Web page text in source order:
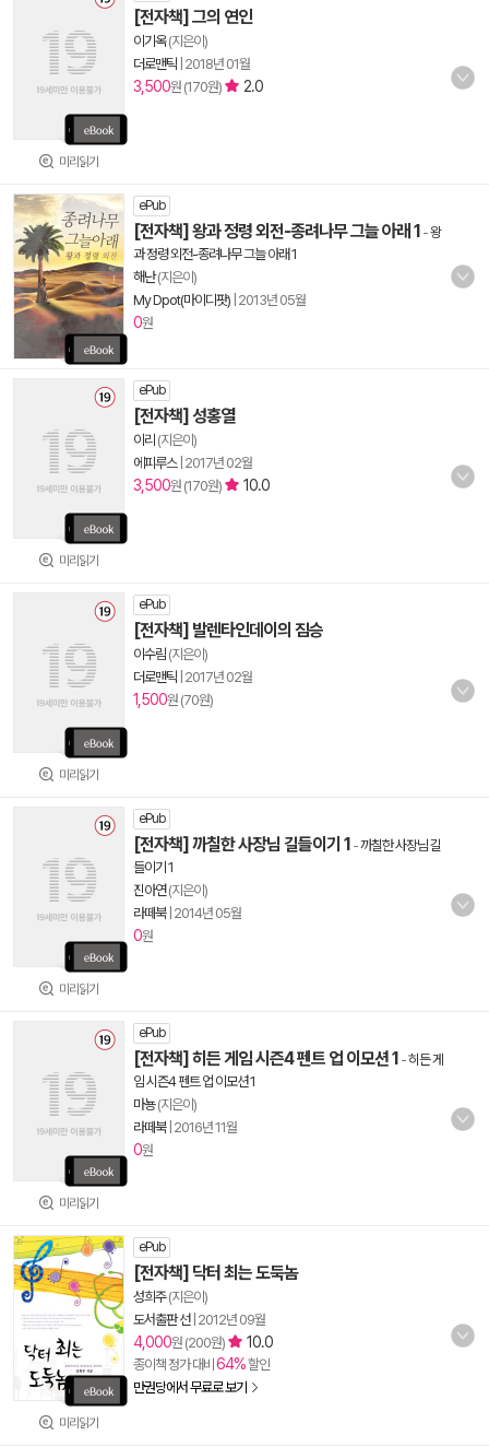
미리읽기
[전자책] 그의 연인
이기옥(지은이)
더로맨틱 2018년 01월
3,500원 (170원) 2.0
ePub
[전자책] 왕과 정령 외전-종려나무 그늘 아래 1 -왕
과 정령 외전-종려나무 그늘 아래 1
해난(지은이)
My Dpot(마이디팟) 2013년 05월
0원
미리읽기
ePub
[전자책] 성홍열
이리 (지은이)
에피루스| 2017년 02월
3,500원 (170원) 10.0
미리읽기
ePub
[전자책] 발렌타인데이의 짐승
이수림 (지은이)
더로맨틱 2017년 02월
1,500원 (70원)
미리읽기
ePub
[전자책] 까칠한 사장님 길들이기 1 -까칠한 사장님 길
들이기 1
진아연(지은이)
라떼북| 2014년 05월
0원
미리읽기
ePub
[전자책] 히든 게임 시즌4 펜트 업 이모션 1 -히든 게
임 시즌4 펜트 업 이모션 1
마뇽(지은이)
라떼북| 2016년 11월
0원
미리읽기
ePub
[전자책] 닥터 최는 도둑놈
성희주(지은이)
도서출판 선| 2012년 09월
4,000원 (200원) 10.0
종이책 정가 대비 64%할인
만권당에서 무료로 보기